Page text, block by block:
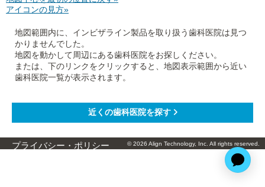
アイコンの見方»
地図範囲内に、インビザライン製品を取り扱う歯科医院は見つ
かりませんでした。
地図を動かして周辺にある歯科医院をお探しください。
または、下のリンクをクリックすると、地図表示範囲から近い
歯科医院一覧が表示されます。
プライバシー・ポリシー © 2026 Align Technology, Inc. All rights reserved.